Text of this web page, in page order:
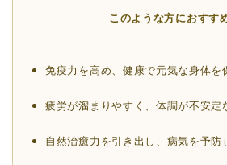
このような方におすす
免疫力を高め、健康で元気な身体を
疲労が溜まりやすく、体調が不安定
自然治癒力を引き出し、病気を予防